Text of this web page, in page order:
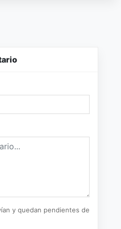
y quedan pendientes de